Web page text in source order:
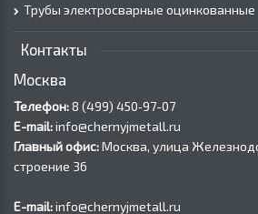
Трубы электросварные оцинкованные
Контакты
Москва
Телефон:8 (499) 450‑97-07
E-mail:info@chernyjmetall.ru
Главный офис:Москва, улица
строение 36
E-mail:info@chernyjmetall.ru